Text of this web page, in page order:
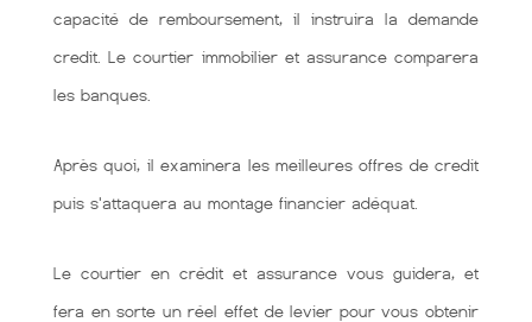
capacité de remboursement, il instruira la demande
credit. Le courtier immobilier et assurance comparera
les banques.
Après quoi, il examinera les meilleures offres de credit
puis s'attaquera au montage financier adéquat.
Le courtier en crédit et assurance vous guidera, et
fera en sorte un réel effet de levier pour vous obtenir